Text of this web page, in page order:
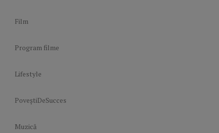
Film
Program filme
Lifestyle
PoveștiDeSucces
Muzică